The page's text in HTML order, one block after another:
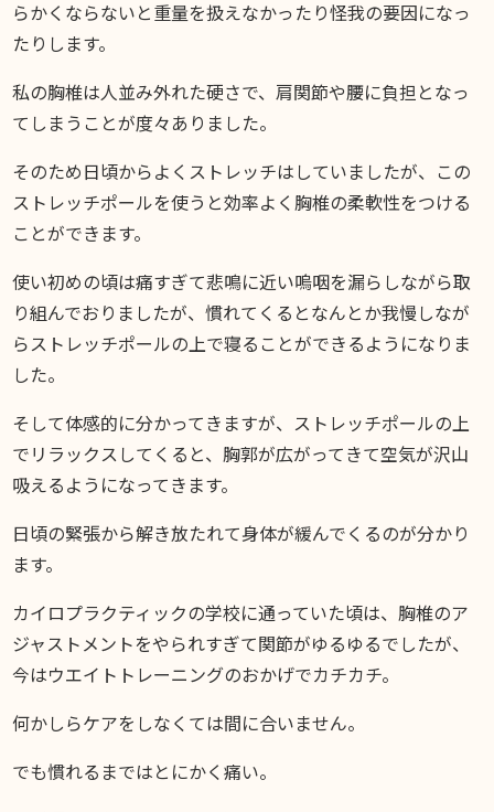
らかくならないと重量を扱えなかったり怪我の要因になっ
たりします。
私の胸椎は人並み外れた硬さで、肩関節や腰に負担となっ
てしまうことが度々ありました。
そのため日頃からよくストレッチはしていましたが、この
ストレッチポールを使うと効率よく胸椎の柔軟性をつける
ことができます。
使い初めの頃は痛すぎて悲鳴に近い嗚咽を漏らしながら取
り組んでおりましたが、慣れてくるとなんとか我慢しなが
らストレッチポールの上で寝ることができるようになりま
した。
そして体感的に分かってきますが、ストレッチポールの上
でリラックスしてくると、胸郭が広がってきて空気が沢山
吸えるようになってきます。
日頃の緊張から解き放たれて身体が緩んでくるのが分かり
ます。
カイロプラクティックの学校に通っていた頃は、胸椎のア
ジャストメントをやられすぎて関節がゆるゆるでしたが、
今はウエイトトレーニングのおかげでカチカチ。
何かしらケアをしなくては間に合いません。
でも慣れるまではとにかく痛い。